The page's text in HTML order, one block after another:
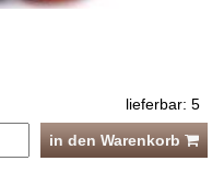
lieferbar: 5
in den Warenkorb